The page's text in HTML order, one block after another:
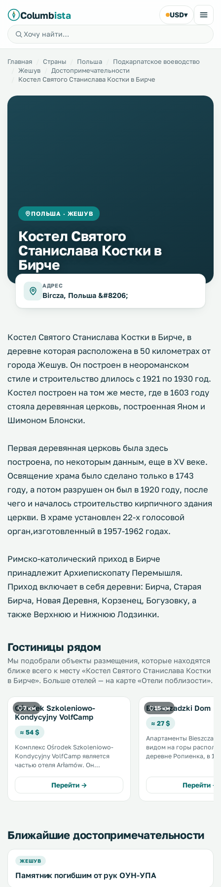
Columbista USD▾
Главная Страны Польша
Подкарпатское воеводство
Жешув
Достопримечательности
Костел Святого Станислава Костки в Бирче
ПОЛЬША · ЖЕШУВ
Костел Святого
Станислава Костки в
Бирче
АДРЕС
Bircza, Польша &#8206;
Костел Святого Станислава Костки в Бирче, в
деревне которая расположена в 50 километрах от
города Жешув. Он построен в неороманском
стиле и строительство длилось с 1921 по 1930 год.
Костел построен на том же месте, где в 1603 году
стояла деревянная церковь, построенная Яном и
Шимоном Блонски.
Первая деревянная церковь была здесь
построена, по некоторым данным, еще в XV веке.
Освящение храма было сделано только в 1743
году, а потом разрушен он был в 1920 году, после
чего и началось строительство кирпичного здания
церкви. В храме установлен 22-х голосовой
орган,изготовленный в 1957-1962 годах.
Римско-католический приход в Бирче
принадлежит Архиепископату Перемышля.
Приход включает в себя деревни: Бирча, Старая
Бирча, Новая Деревня, Корзенец, Богузовку, а
также Верхнюю и Нижнюю Лодзинки.
Гостиницы рядом
Мы подобрали объекты размещения, которые находятся
ближе всего к месту «Костел Святого Станислава Костки
в Бирче». Больше отелей — на карте «Отели поблизости».
7 км
Ośrodek Szkoleniowo-
Kondycyjny VolfCamp
≈ 54 $
Комплекс Ośrodek Szkoleniowo-
Kondycyjny VolfCamp является
частью отеля Arłamów. Он
предлагает гостям размещение в
высокогорных домиках.
Предоставляется бесплатный Wi-Fi
Перейти →
15 км
Bieszczadzki Dom
≈ 27 $
Апартаменты
видом на горы
деревне Ропиенка, в 11
На территории
бесплатная частная
Перейти →
Ближайшие достопримечательности
ЖЕШУВ
Памятник погибшим от рук ОУН-УПА